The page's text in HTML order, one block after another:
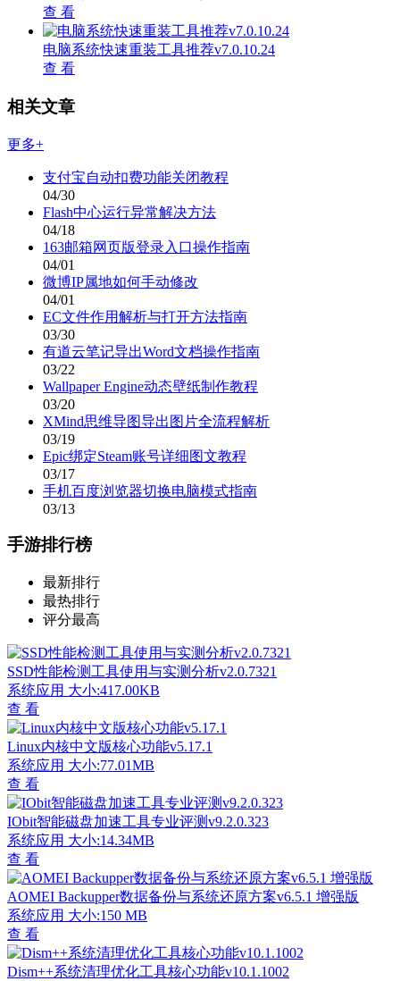
查 看
电脑系统快速重装工具推荐v7.0.10.24
查 看
相关文章
更多+
支付宝自动扣费功能关闭教程
04/30
Flash中心运行异常解决方法
04/18
163邮箱网页版登录入口操作指南
04/01
微博IP属地如何手动修改
04/01
EC文件作用解析与打开方法指南
03/30
有道云笔记导出Word文档操作指南
03/22
Wallpaper Engine动态壁纸制作教程
03/20
XMind思维导图导出图片全流程解析
03/19
Epic绑定Steam账号详细图文教程
03/17
手机百度浏览器切换电脑模式指南
03/13
手游排行榜
最新排行
最热排行
评分最高
SSD性能检测工具使用与实测分析v2.0.7321
系统应用 大小:417.00KB
查 看
Linux内核中文版核心功能v5.17.1
系统应用 大小:77.01MB
查 看
IObit智能磁盘加速工具专业评测v9.2.0.323
系统应用 大小:14.34MB
查 看
AOMEI Backupper数据备份与系统还原方案v6.5.1 增强版
系统应用 大小:150 MB
查 看
Dism++系统清理优化工具核心功能v10.1.1002